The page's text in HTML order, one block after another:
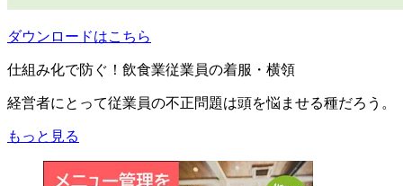
ダウンロードはこちら
仕組み化で防ぐ！飲食業従業員の着服・横領
経営者にとって従業員の不正問題は頭を悩ませる種だろう。
もっと見る